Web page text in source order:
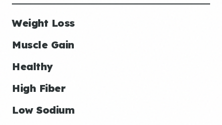
Weight Loss
Muscle Gain
Healthy
High Fiber
Low Sodium